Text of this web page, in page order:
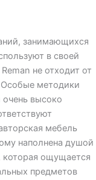
занимающихся
в своей
не отходит от
Особые методики
очень высоко
мебель
наполнена душой
которая ощущается
предметов